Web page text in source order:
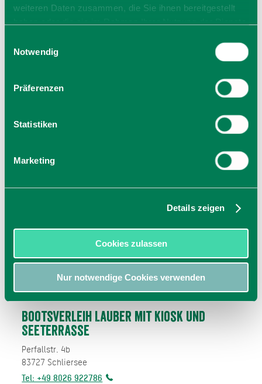
weiteren Daten zusammen, die Sie ihnen bereitgestellt
Cookies, wenn Sie unsere Webseite weiterhin nutzen.
Notwendig
Präferenzen
Statistiken
Marketing
Details zeigen
Cookies zulassen
Nur notwendige Cookies verwenden
Bootsverleih Lauber mit Kiosk und
Seeterrasse
Perfallstr. 4b
83727 Schliersee
Tel: +49 8026 922786